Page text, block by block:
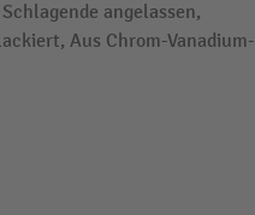
angelassen,
Aus Chrom-Vanadium-